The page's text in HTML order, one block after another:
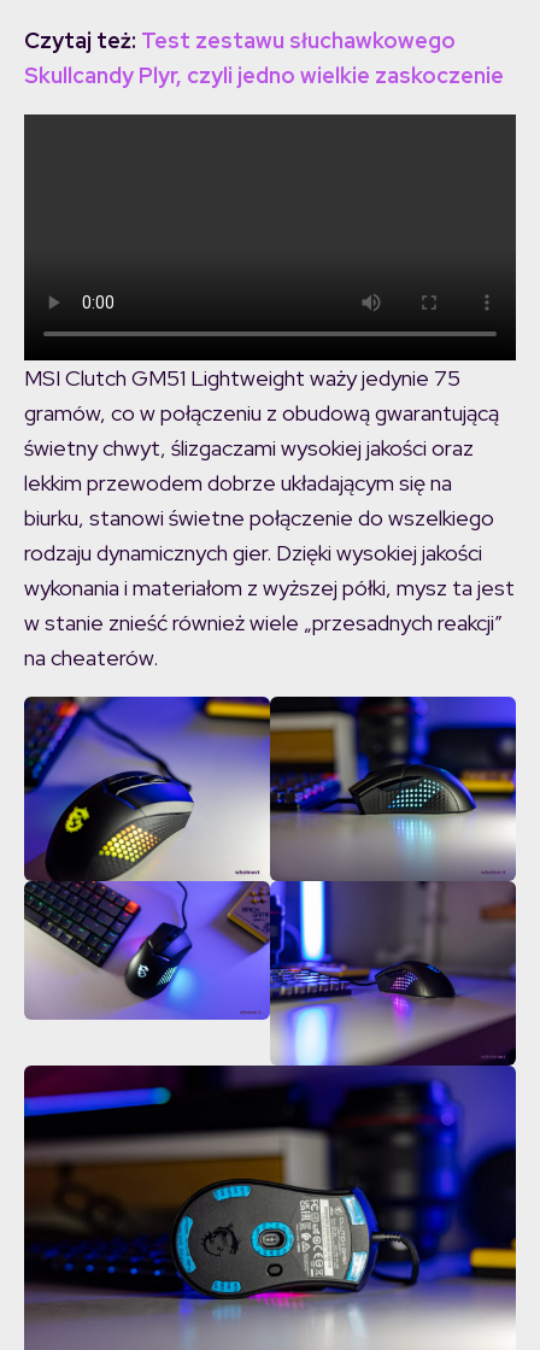
Czytaj też: Test zestawu słuchawkowego
Skullcandy Plyr, czyli jedno wielkie zaskoczenie
MSI Clutch GM51 Lightweight waży jedynie 75
gramów, co w połączeniu z obudową gwarantującą
świetny chwyt, ślizgaczami wysokiej jakości oraz
lekkim przewodem dobrze układającym się na
biurku, stanowi świetne połączenie do wszelkiego
rodzaju dynamicznych gier. Dzięki wysokiej jakości
wykonania i materiałom z wyższej półki, mysz ta jest
w stanie znieść również wiele „przesadnych reakcji”
na cheaterów.